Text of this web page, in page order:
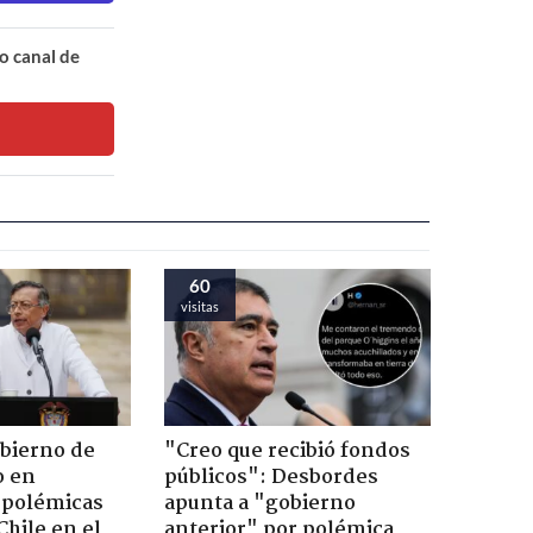
canal de
de
en
60
visitas
"Creo que recibió fondos
públicos": Desbordes
apunta a "gobierno